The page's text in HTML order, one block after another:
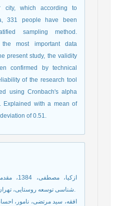
city, which according to
331 people have been
sampling method.
the most important data
present study, the validity
confirmed by technical
of the research tool
using Cronbach's alpha
Explained with a mean of
of 0.51.
شناسی توسعه روستایی، تهران، انتشارات اطلاعات.